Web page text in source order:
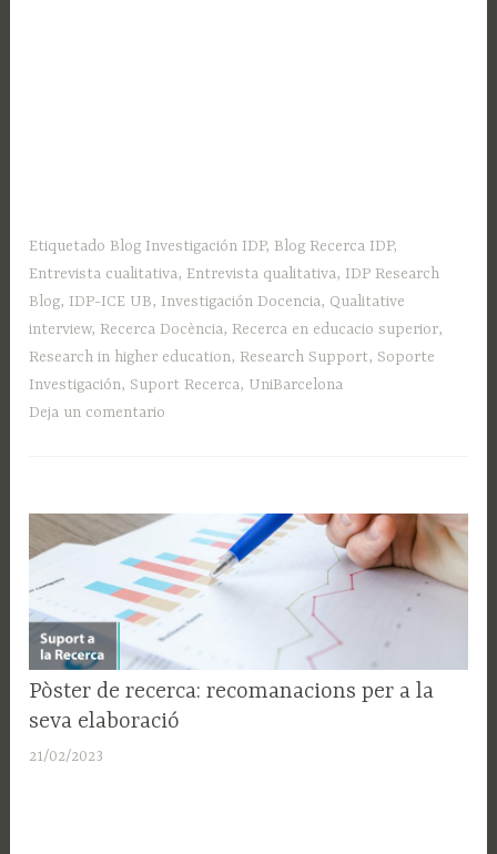
Etiquetado Blog Investigación IDP, Blog Recerca IDP,
Entrevista cualitativa, Entrevista qualitativa, IDP Research
Blog, IDP-ICE UB, Investigación Docencia, Qualitative
interview, Recerca Docència, Recerca en educacio superior,
Research in higher education, Research Support, Soporte
Investigación, Suport Recerca, UniBarcelona
Deja un comentario
SUPORT
A LA
Pòster de recerca: recomanacions per a la
seva elaboració
21/02/2023